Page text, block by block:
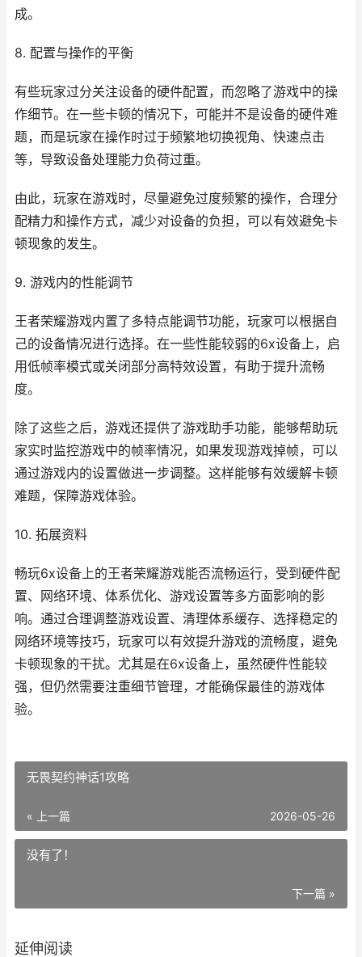
成。
8. 配置与操作的平衡
有些玩家过分关注设备的硬件配置，而忽略了游戏中的操
作细节。在一些卡顿的情况下，可能并不是设备的硬件难
题，而是玩家在操作时过于频繁地切换视角、快速点击
等，导致设备处理能力负荷过重。
由此，玩家在游戏时，尽量避免过度频繁的操作，合理分
配精力和操作方式，减少对设备的负担，可以有效避免卡
顿现象的发生。
9. 游戏内的性能调节
王者荣耀游戏内置了多特点能调节功能，玩家可以根据自
己的设备情况进行选择。在一些性能较弱的6x设备上，启
用低帧率模式或关闭部分高特效设置，有助于提升流畅
度。
除了这些之后，游戏还提供了游戏助手功能，能够帮助玩
家实时监控游戏中的帧率情况，如果发现游戏掉帧，可以
通过游戏内的设置做进一步调整。这样能够有效缓解卡顿
难题，保障游戏体验。
10. 拓展资料
畅玩6x设备上的王者荣耀游戏能否流畅运行，受到硬件配
置、网络环境、体系优化、游戏设置等多方面影响的影
响。通过合理调整游戏设置、清理体系缓存、选择稳定的
网络环境等技巧，玩家可以有效提升游戏的流畅度，避免
卡顿现象的干扰。尤其是在6x设备上，虽然硬件性能较
强，但仍然需要注重细节管理，才能确保最佳的游戏体
验。
无畏契约神话1攻略
« 上一篇 2026-05-26
没有了！
下一篇 »
延伸阅读